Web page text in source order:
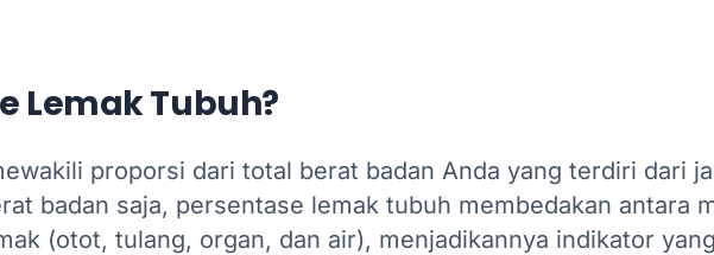
Lemak Tubuh?
proporsi dari total berat badan Anda yang terdiri dari
badan saja, persentase lemak tubuh membedakan antara
(otot, tulang, organ, dan air), menjadikannya indikator